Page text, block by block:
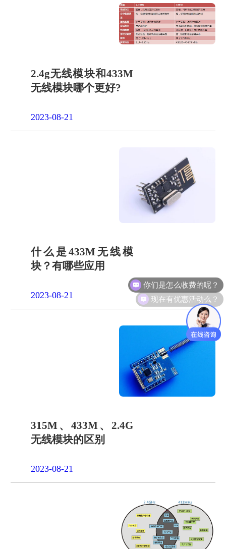
2.4g无线模块和433M
无线模块哪个更好?
2023-08-21
什么是433M无线模
块？有哪些应用
2023-08-21
315M、433M、2.4G
无线模块的区别
2023-08-21
现在有优惠活动么？